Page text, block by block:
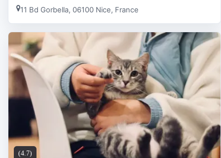
11 Bd Gorbella, 06100 Nice, France
(4.7)